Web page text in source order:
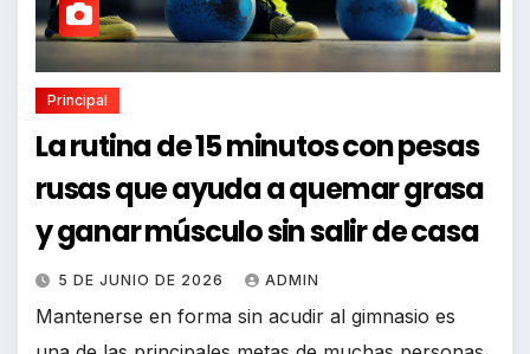
Principal
La rutina de 15 minutos con pesas
rusas que ayuda a quemar grasa
y ganar músculo sin salir de casa
5 DE JUNIO DE 2026 ADMIN
Mantenerse en forma sin acudir al gimnasio es